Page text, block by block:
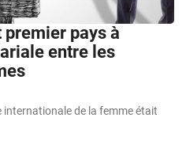
premier pays à
entre les
internationale de la femme était